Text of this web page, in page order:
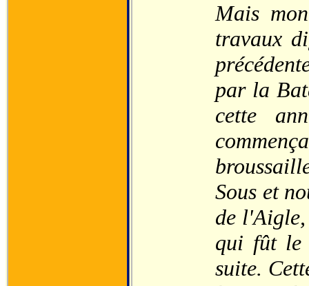
Mais
travaux
par la
cette
Sous et
de
qui fût le
suite.